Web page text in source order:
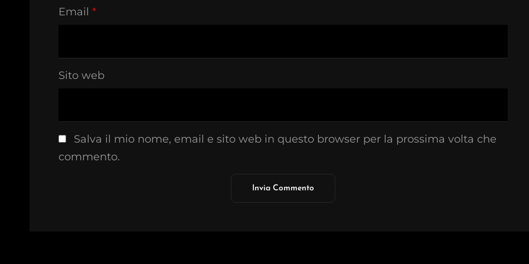
Email *
Sito web
Salva il mio nome, email e sito web in questo browser per la prossima volta che
commento.